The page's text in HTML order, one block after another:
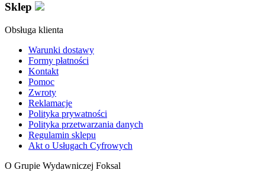
Sklep
Obsługa klienta
Warunki dostawy
Formy płatności
Kontakt
Pomoc
Zwroty
Reklamacje
Polityka prywatności
Polityka przetwarzania danych
Regulamin sklepu
Akt o Usługach Cyfrowych
O Grupie Wydawniczej Foksal